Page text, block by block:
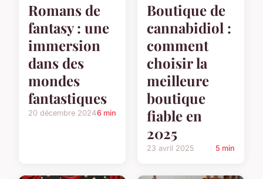
Romans de
fantasy : une
immersion
dans des
mondes
fantastiques
20 décembre 20246 min
Boutique de
cannabidiol :
comment
choisir la
meilleure
boutique
fiable en
2025
23 avril 2025 5 min